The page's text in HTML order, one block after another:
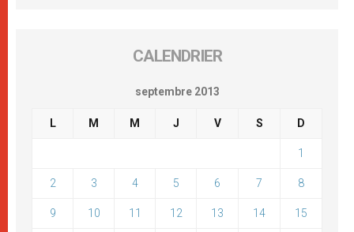
CALENDRIER
septembre 2013
L M M J V S D
1
2 3 4 5 6 7 8
9 10 11 12 13 14 15